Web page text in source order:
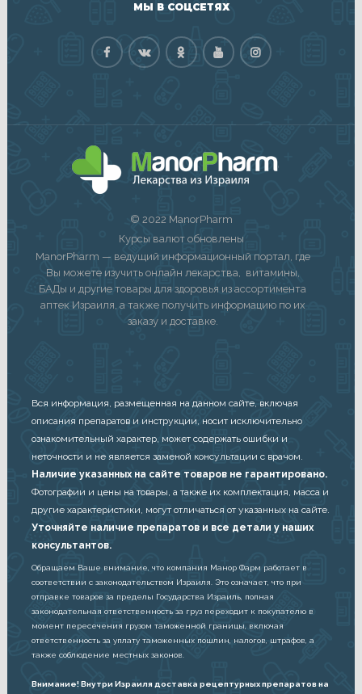
МЫ В СОЦСЕТЯХ
© 2022 ManorPharm
Курсы валют обновлены
ManorPharm — ведущий информационный портал, где
Вы можете изучить онлайн лекарства, витамины,
БАДы и другие товары для здоровья из ассортимента
аптек Израиля, а также получить информацию по их
заказу и доставке.
Вся информация, размещенная на данном сайте, включая
описания препаратов и инструкции, носит исключительно
ознакомительный характер, может содержать ошибки и
неточности и не является заменой консультации с врачом.
Наличие указанных на сайте товаров не гарантировано.
Фотографии и цены на товары, а также их комплектация, масса и
другие характеристики, могут отличаться от указанных на сайте.
Уточняйте наличие препаратов и все детали у наших
консультантов.
Обращаем Ваше внимание, что компания Манор Фарм работает в
соответствии с законодательством Израиля. Это означает, что при
отправке товаров за пределы Государства Израиль, полная
законодательная ответственность за груз переходит к покупателю в
момент пересечения грузом таможенной границы, включая
ответственность за уплату таможенных пошлин, налогов, штрафов, а
также соблюдение местных законов.
Внимание! Внутри Израиля доставка рецептурных препаратов на